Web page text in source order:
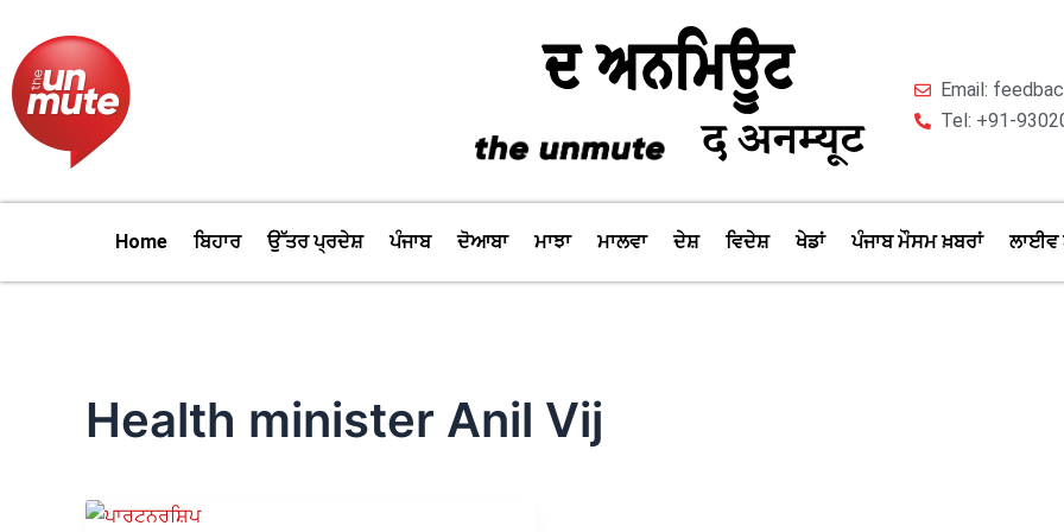
content
Email:
Tel: +91-
Home ਬਿਹਾਰ ਉੱਤਰ ਪ੍ਰਦੇਸ਼ ਪੰਜਾਬ ਦੋਆਬਾ ਮਾਝਾ ਮਾਲਵਾ ਦੇਸ਼ ਵਿਦੇਸ਼ ਖੇਡਾਂ ਪੰਜਾਬ ਮੌਸਮ ਖ਼ਬਰਾਂ ਲਾਈਵ
Health minister Anil Vij